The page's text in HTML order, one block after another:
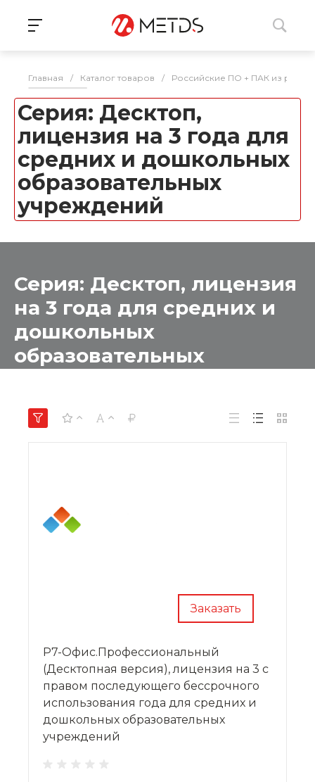
Главная / Каталог товаров / Российские ПО + ПАК из
Серия: Десктоп,
лицензия на 3 года для
средних и дошкольных
образовательных
учреждений
Серия: Десктоп, лицензия
на 3 года для средних и
дошкольных
образовательных
Заказать
Р7-Офис.Профессиональный
(Десктопная версия), лицензия на 3 с
правом последующего бессрочного
использования года для средних и
дошкольных образовательных
учреждений